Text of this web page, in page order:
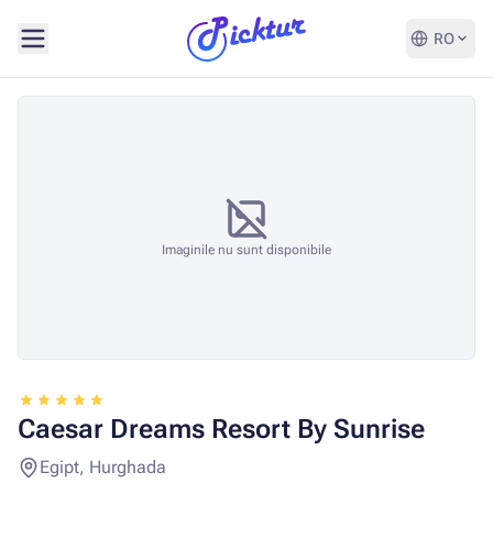
RO
Imaginile nu sunt disponibile
Caesar Dreams Resort By Sunrise
Egipt, Hurghada